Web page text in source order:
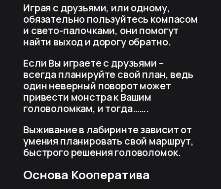
Играя с друзьями, или одному,
обязательно пользуйтесь компасом
и свето-палочками, они помогут
найти выход и дорогу обратно.
Если Вы играете с друзьями –
всегда планируйте свой план, ведь
один неверный поворот может
привести монстра к Вашим
головоломкам, и тогда…….
Выживание в лабиринте зависит от
умения планировать свой маршрут,
быстрого решения головоломок.
Основа Кооператива